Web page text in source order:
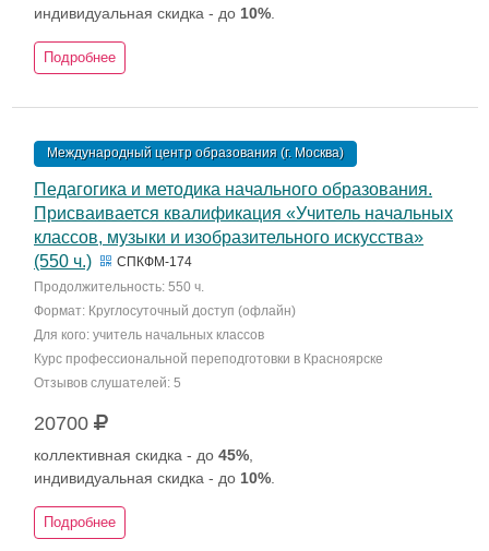
индивидуальная скидка - до 10%
Подробнее
Международный центр образования (г. Москва)
Педагогика и методика начального образования.
Присваивается квалификация «Учитель начальных
классов, музыки и изобразительного искусства»
(550 ч.)
СПКФМ-174
Продолжительность: 550 ч.
Формат: Круглосуточный доступ (офлайн)
Для кого: учитель начальных классов
Курс профессиональной переподготовки в Красноярске
Отзывов слушателей: 5
20700
коллективная скидка - до 45%
индивидуальная скидка - до 10%
Подробнее